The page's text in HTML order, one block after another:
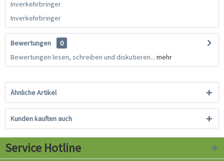
Inverkehrbringer
Inverkehrbringer
Bewertungen
0
Bewertungen lesen, schreiben und diskutieren... mehr
Ähnliche Artikel
Kunden kauften auch
Service Hotline